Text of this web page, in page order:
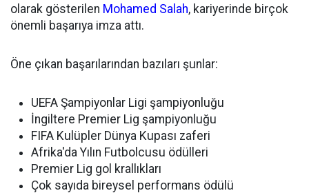
olarak gösterilen Mohamed Salah, kariyerinde birçok
önemli başarıya imza attı.
Öne çıkan başarılarından bazıları şunlar:
UEFA Şampiyonlar Ligi şampiyonluğu
İngiltere Premier Lig şampiyonluğu
FIFA Kulüpler Dünya Kupası zaferi
Afrika'da Yılın Futbolcusu ödülleri
Premier Lig gol krallıkları
Çok sayıda bireysel performans ödülü